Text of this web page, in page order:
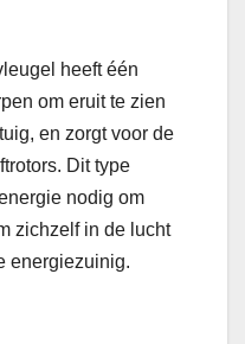
heeft één
om eruit te zien
en zorgt voor de
Dit type
nodig om
zichzelf in de lucht
energiezuinig.